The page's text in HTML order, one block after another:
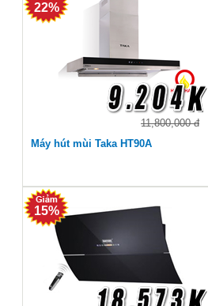
22%
11,800,000 đ
Máy hút mùi Taka HT90A
15%